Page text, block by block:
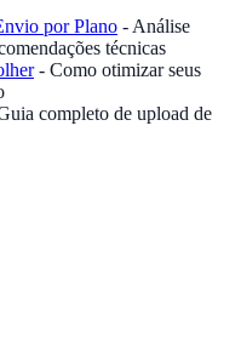
por Plano - Análise
técnicas
- Como otimizar seus
completo de upload de